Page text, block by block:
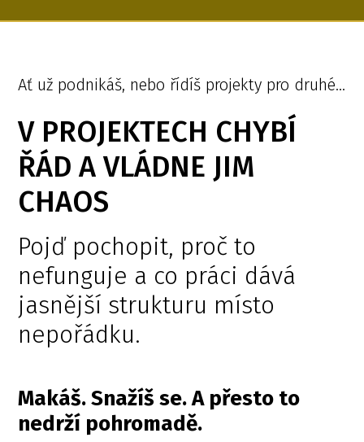
Ať už podnikáš, nebo řídíš projekty pro druhé...
V PROJEKTECH CHYBÍ
ŘÁD A VLÁDNE JIM
CHAOS
Pojď pochopit, proč to
nefunguje a co práci dává
jasnější strukturu místo
nepořádku.
Makáš. Snažíš se.A přesto to
nedrží pohromadě.